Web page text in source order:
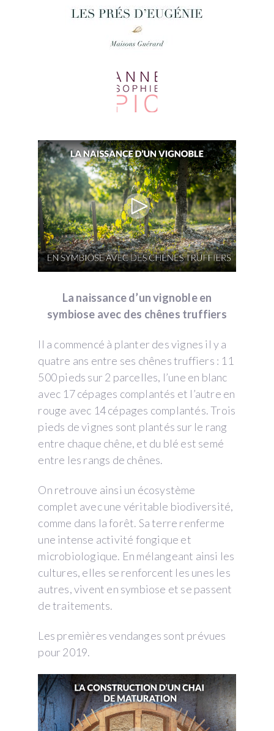
La naissance d’un vignoble en
symbiose avec des chênes truffiers
Il a commencé à planter des vignes il y a
quatre ans entre ses chênes truffiers : 11
500 pieds sur 2 parcelles, l’une en blanc
avec 17 cépages complantés et l’autre en
rouge avec 14 cépages complantés. Trois
pieds de vignes sont plantés sur le rang
entre chaque chêne, et du blé est semé
entre les rangs de chênes.
On retrouve ainsi un écosystème
complet avec une véritable biodiversité,
comme dans la forêt. Sa terre renferme
une intense activité fongique et
microbiologique. En mélangeant ainsi les
cultures, elles se renforcent les unes les
autres, vivent en symbiose et se passent
de traitements.
Les premières vendanges sont prévues
pour 2019.